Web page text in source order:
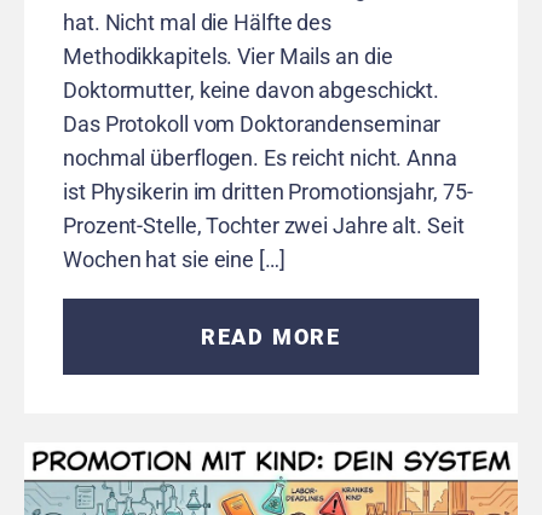
hat. Nicht mal die Hälfte des
Methodikkapitels. Vier Mails an die
Doktormutter, keine davon abgeschickt.
Das Protokoll vom Doktorandenseminar
nochmal überflogen. Es reicht nicht. Anna
ist Physikerin im dritten Promotionsjahr, 75-
Prozent-Stelle, Tochter zwei Jahre alt. Seit
Wochen hat sie eine […]
READ MORE